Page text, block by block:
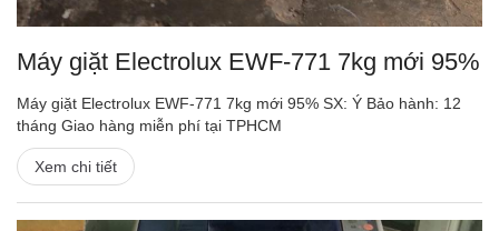
Máy giặt Electrolux EWF-771 7kg mới 95%
Máy giặt Electrolux EWF-771 7kg mới 95% SX: Ý Bảo hành: 12
tháng Giao hàng miễn phí tại TPHCM
Xem chi tiết